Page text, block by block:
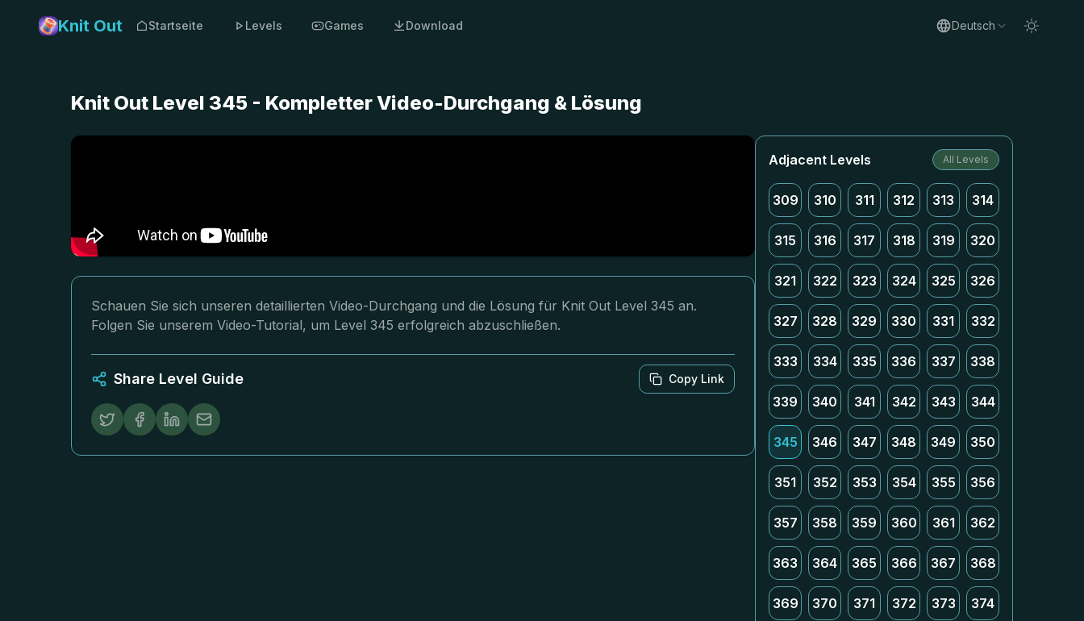
Knit Out Startseite Levels Games Download Deutsch
Knit Out Level 345 - Kompletter Video-Durchgang & Lösung
Schauen Sie sich unseren detaillierten Video-Durchgang und die Lösung für Knit Out Level 345 an.
Folgen Sie unserem Video-Tutorial, um Level 345 erfolgreich abzuschließen.
Share Level Guide Copy Link
Adjacent Levels All Levels
309 310 311 312 313 314
315 316 317 318 319 320
321 322 323 324 325 326
327 328 329 330 331 332
333 334 335 336 337 338
339 340 341 342 343 344
345 346 347 348 349 350
351 352 353 354 355 356
357 358 359 360 361 362
363 364 365 366 367 368
369 370 371 372 373 374